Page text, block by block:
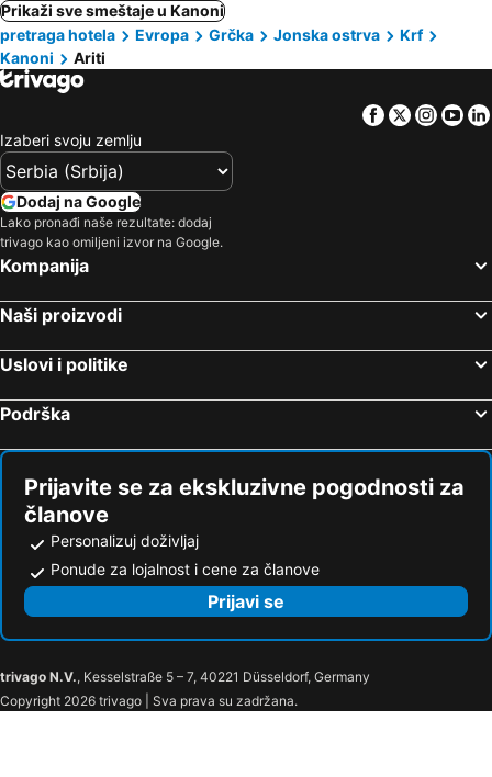
Prikaži sve smeštaje u Kanoni
pretraga hotela
Evropa Grčka Jonska ostrva
Krf
Kanoni
Ariti
Facebook
Twitter
Izaberi svoju zemlju
Dodaj na Google
Lako pronađi naše rezultate: dodaj
trivago kao omiljeni izvor na Google.
Kompanija
Naši proizvodi
Uslovi i politike
Podrška
Prijavite se za ekskluzivne pogodnosti za
članove
Personalizuj doživljaj
Ponude za lojalnost i cene za članove
Prijavi se
trivago N.V., Kesselstraße 5 – 7, 40221 Düsseldorf, Germany
Copyright 2026 trivago | Sva prava su zadržana.